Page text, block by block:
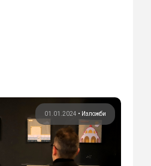
01.01.2024 • Изложби